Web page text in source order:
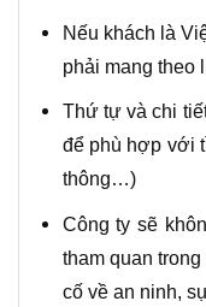
Nếu khách là
phải mang theo
Thứ tự và chi
để phù hợp với
thông…)
Công ty sẽ
tham quan
cố về an ninh,